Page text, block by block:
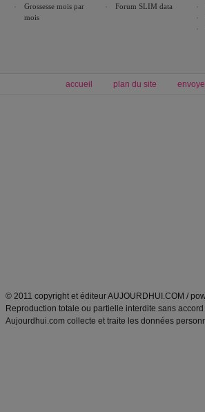
Grossesse mois par
mois
Forum SLIM data
accueil plan du site
© 2011 copyright et éditeur AUJOURDHUI.COM /
Reproduction totale ou partielle interdite sans
Aujourdhui.com collecte et traite les données